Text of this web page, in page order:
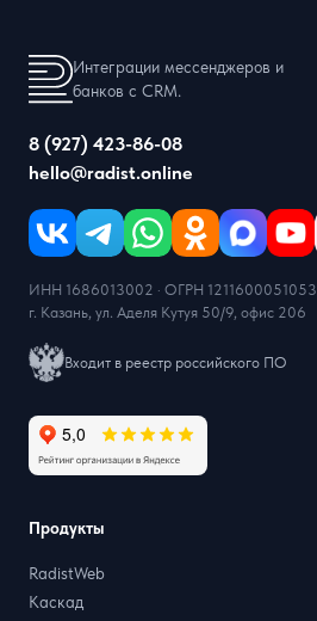
Интеграции мессенджеров и
банков с CRM.
8 (927) 423-86-08
hello@radist.online
ИНН 1686013002 · ОГРН 1211600051053
г. Казань, ул. Аделя Кутуя 50/9, офис 206
Входит в реестр российского ПО
Продукты
RadistWeb
Каскад